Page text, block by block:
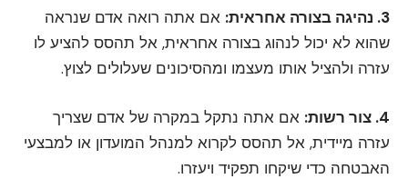
3. נהיגה בצורה אחראית:
אם אתה רואה אדם שנראה
שהוא לא יכול לנהוג בצורה אחראית, אל תהסס להציע לו
עזרה ולהציל אותו מעצמו ומהסיכונים שעלולים לצוץ.
4. צור רשות:
אם אתה נתקל במקרה של אדם שצריך
עזרה מיידית, אל תהסס לקרוא למנהל המועדון או למבצעי
האבטחה כדי שיקחו תפקיד ויעזרו.